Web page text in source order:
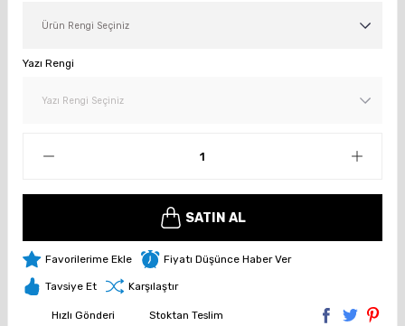
Yazı Rengi
SATIN AL
Fiyatı Düşünce Haber Ver
Tavsiye Et Karşılaştır
Hızlı Gönderi Stoktan Teslim